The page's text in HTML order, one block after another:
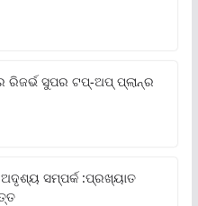
ରିଜର୍ଭ ସୁପର ଟପ୍‌-ଅପ୍ ପ୍ଲାନ୍‌ର
ସମ୍ପର୍କ :ପ୍ରଖ୍ୟାତ